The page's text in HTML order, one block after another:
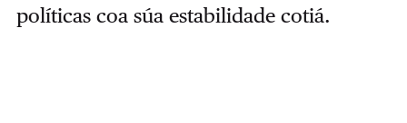
políticas coa súa estabilidade cotiá.